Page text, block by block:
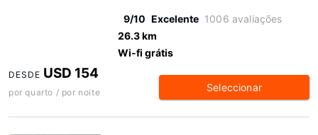
9/10 Excelente 1006 avaliações
26.3 km
Wi-fi grátis
DESDE USD 154
por quarto / por noite Seleccionar